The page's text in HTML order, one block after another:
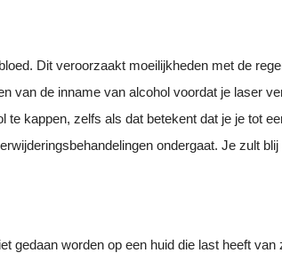
Dit veroorzaakt moeilijkheden met de
van de inname van alcohol voordat je laser
te kappen, zelfs als dat betekent dat je je tot
ondergaat. Je zult
gedaan worden op een huid die last heeft